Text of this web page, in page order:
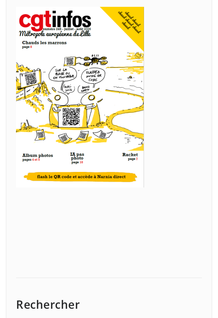
Rechercher